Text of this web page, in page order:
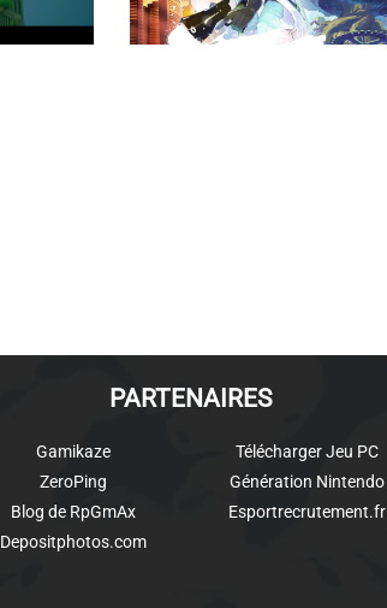
PARTENAIRES
Gamikaze
ZeroPing
Blog de RpGmAx
Depositphotos.com
Télécharger Jeu PC
Génération Nintendo
Esportrecrutement.fr